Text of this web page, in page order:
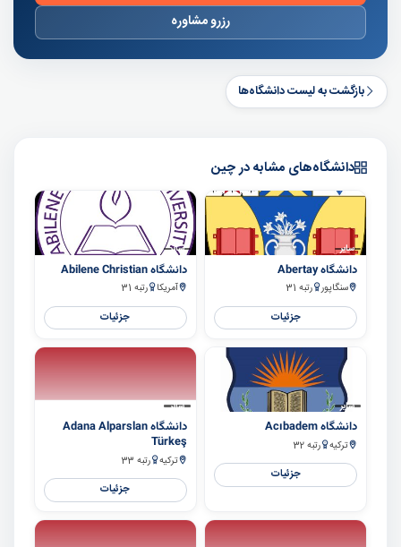
رزرو مشاوره
بازگشت به لیست دانشگاه‌ها
دانشگاه‌های مشابه در چین
سایر
دانشگاه Abertay
سنگاپور رتبه 31
جزئیات
سایر
دانشگاه Abilene Christian
آمریکا رتبه 31
جزئیات
سایر
دانشگاه Acıbadem
ترکیه رتبه 32
جزئیات
سایر
دانشگاه Adana Alparslan
Türkeş
ترکیه رتبه 33
جزئیات